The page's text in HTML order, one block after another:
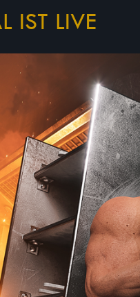
IST LIVE